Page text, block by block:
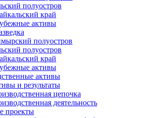
полуостров
край
активы
полуостров
полуостров
край
активы
активы
и результаты
цепочка
деятельность
проекты